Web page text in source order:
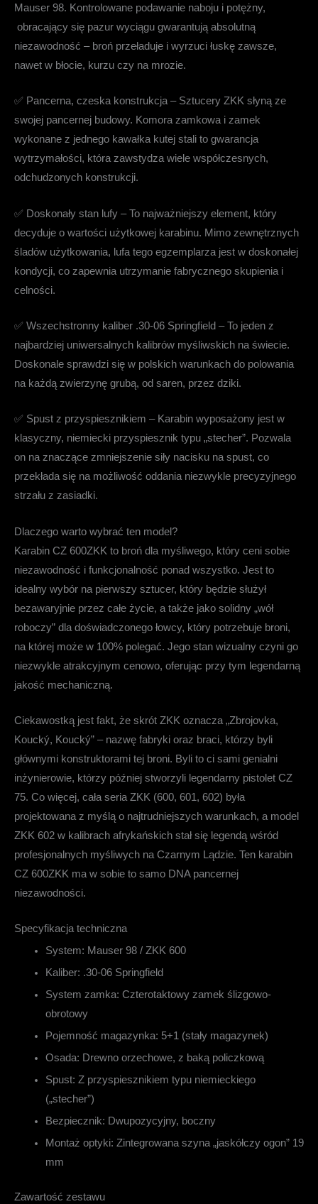
Mauser 98. Kontrolowane podawanie naboju i potężny,
obracający się pazur wyciągu gwarantują absolutną
niezawodność – broń przeładuje i wyrzuci łuskę zawsze,
nawet w błocie, kurzu czy na mrozie.
✅ Pancerna, czeska konstrukcja– Sztucery ZKK słyną ze
swojej pancernej budowy. Komora zamkowa i zamek
wykonane z jednego kawałka kutej stali to gwarancja
wytrzymałości, która zawstydza wiele współczesnych,
odchudzonych konstrukcji.
✅ Doskonały stan lufy – To najważniejszy element, który
decyduje o wartości użytkowej karabinu. Mimo zewnętrznych
śladów użytkowania, lufa tego egzemplarza jest w doskonałej
kondycji, co zapewnia utrzymanie fabrycznego skupienia i
celności.
✅ Wszechstronny kaliber .30-06 Springfield – To jeden z
najbardziej uniwersalnych kalibrów myśliwskich na świecie.
Doskonale sprawdzi się w polskich warunkach do polowania
na każdą zwierzynę grubą, od saren, przez dziki.
✅ Spust z przyspiesznikiem – Karabin wyposażony jest w
klasyczny, niemiecki przyspiesznik typu „stecher”. Pozwala
on na znaczące zmniejszenie siły nacisku na spust, co
przekłada się na możliwość oddania niezwykle precyzyjnego
strzału z zasiadki.
Dlaczego warto wybrać ten model?
Karabin CZ 600ZKK to broń dla myśliwego, który ceni sobie
niezawodność i funkcjonalność ponad wszystko. Jest to
idealny wybór na pierwszy sztucer, który będzie służył
bezawaryjnie przez całe życie, a także jako solidny „wół
roboczy” dla doświadczonego łowcy, który potrzebuje broni,
na której może w 100% polegać. Jego stan wizualny czyni go
niezwykle atrakcyjnym cenowo, oferując przy tym legendarną
jakość mechaniczną.
Ciekawostką jest fakt, że skrót ZKK oznacza „Zbrojovka,
Koucký, Koucký” – nazwę fabryki oraz braci, którzy byli
głównymi konstruktorami tej broni. Byli to ci sami genialni
inżynierowie, którzy później stworzyli legendarny pistolet CZ
75. Co więcej, cała seria ZKK (600, 601, 602) była
projektowana z myślą o najtrudniejszych warunkach, a model
ZKK 602 w kalibrach afrykańskich stał się legendą wśród
profesjonalnych myśliwych na Czarnym Lądzie. Ten karabin
CZ 600ZKK ma w sobie to samo DNA pancernej
niezawodności.
Specyfikacja techniczna
System: Mauser 98 / ZKK 600
Kaliber: .30-06 Springfield
System zamka: Czterotaktowy zamek ślizgowo-
obrotowy
Pojemność magazynka: 5+1 (stały magazynek)
Osada: Drewno orzechowe, z baką policzkową
Spust: Z przyspiesznikiem typu niemieckiego
(„stecher”)
Bezpiecznik: Dwupozycyjny, boczny
Montaż optyki: Zintegrowana szyna „jaskółczy ogon” 19
mm
Zawartość zestawu